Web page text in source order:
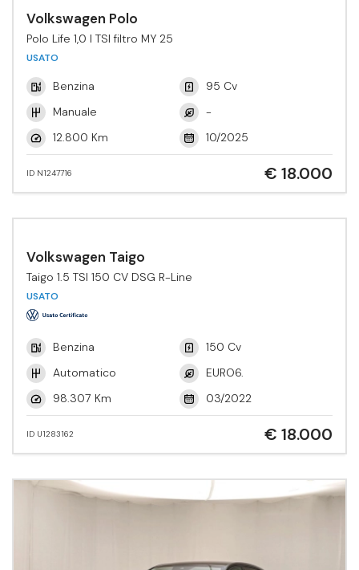
Volkswagen Polo
Polo Life 1,0 l TSI filtro MY 25
USATO
Benzina
95 Cv
Manuale
-
12.800 Km
10/2025
ID N1247716 € 18.000
Volkswagen Taigo
Taigo 1.5 TSI 150 CV DSG R-Line
USATO
Benzina
150 Cv
Automatico
EURO6.
98.307 Km
03/2022
ID U1283162 € 18.000